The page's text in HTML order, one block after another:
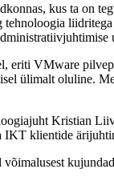
kus ta on
eriti VMware
ülimalt oluline.
Kristian
IKT klientide